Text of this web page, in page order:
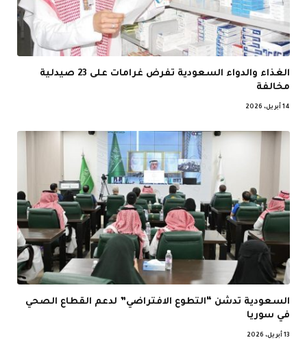
الغذاء والدواء السعودية تفرض غرامات على 23 صيدلية
مخالفة
14 أبريل، 2026
السعودية تدشن “التطوع الافتراضي” لدعم القطاع الصحي
في سوريا
13 أبريل، 2026